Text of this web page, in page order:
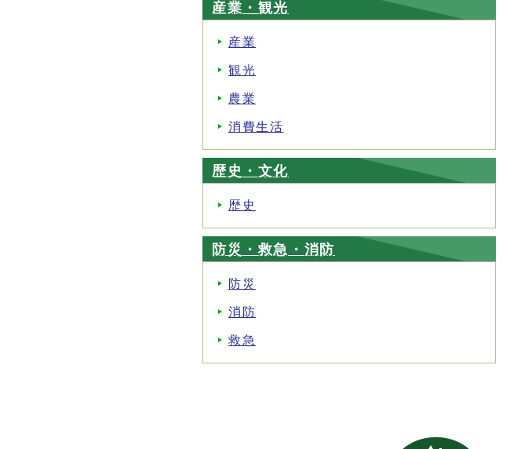
産業・観光
産業
観光
農業
消費生活
歴史・文化
歴史
防災・救急・消防
防災
消防
救急